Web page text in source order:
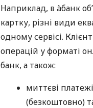
Наприклад, в àбанк
картку, різні види
одному сервісі.
операцій у форматі
банк, а також:
миттєві
(безкоштовно)